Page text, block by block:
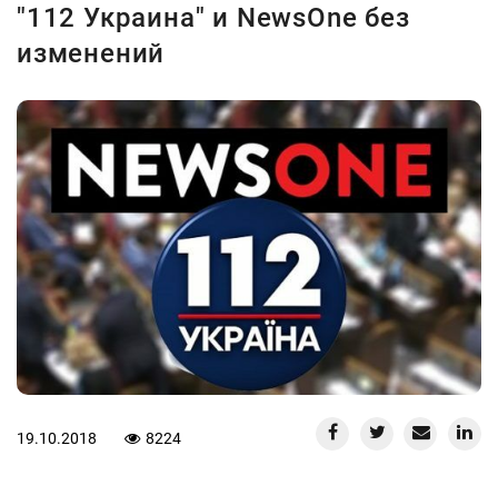
"112 Украина" и NewsOne без
изменений
19.10.2018 8224